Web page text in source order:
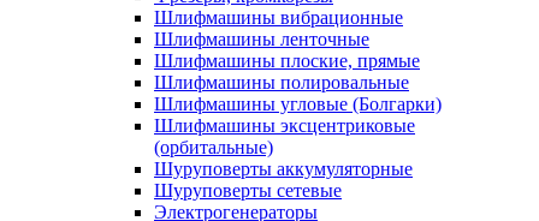
Шлифмашины вибрационные
Шлифмашины ленточные
Шлифмашины плоские, прямые
Шлифмашины полировальные
Шлифмашины угловые (Болгарки)
Шлифмашины эксцентриковые
(орбитальные)
Шуруповерты аккумуляторные
Шуруповерты сетевые
Электрогенераторы